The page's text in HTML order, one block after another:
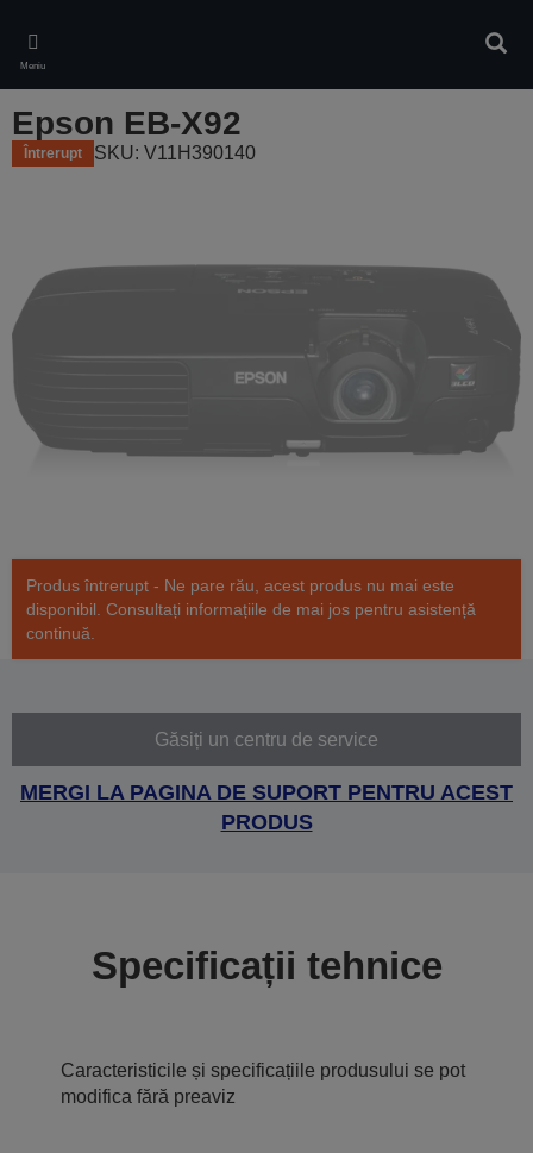
main
content
Meniu
Epson EB-X92
Întrerupt SKU: V11H390140
Produs întrerupt - Ne pare rău, acest produs nu mai este
disponibil. Consultați informațiile de mai jos pentru asistență
continuă.
Găsiți un centru de service
MERGI LA PAGINA DE SUPORT PENTRU ACEST
PRODUS
Specificații tehnice
Caracteristicile și specificațiile produsului se pot
modifica fără preaviz